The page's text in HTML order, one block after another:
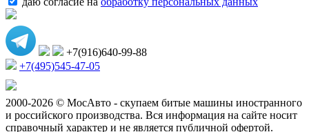
+7(916)640-99-88
+7(495)545-47-05
2000-2026 © МосАвто - скупаем битые машины иностранного
и российского производства. Вся информация на сайте носит
справочный характер и не является публичной офертой.